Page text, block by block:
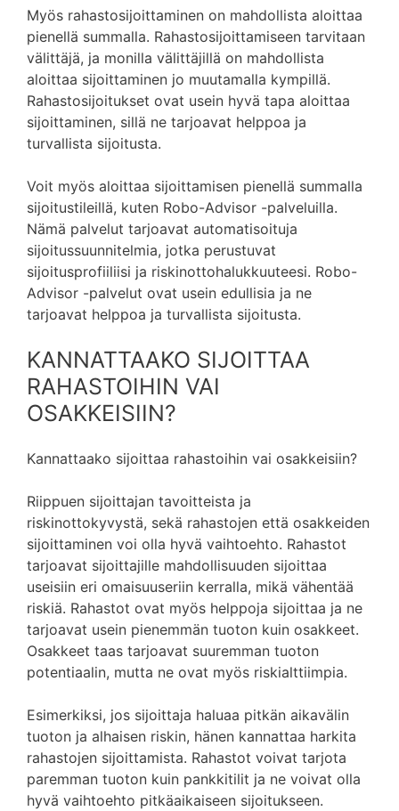
Myös rahastosijoittaminen on mahdollista aloittaa
pienellä summalla. Rahastosijoittamiseen tarvitaan
välittäjä, ja monilla välittäjillä on mahdollista
aloittaa sijoittaminen jo muutamalla kympillä.
Rahastosijoitukset ovat usein hyvä tapa aloittaa
sijoittaminen, sillä ne tarjoavat helppoa ja
turvallista sijoitusta.
Voit myös aloittaa sijoittamisen pienellä summalla
sijoitustileillä, kuten Robo-Advisor -palveluilla.
Nämä palvelut tarjoavat automatisoituja
sijoitussuunnitelmia, jotka perustuvat
sijoitusprofiiliisi ja riskinottohalukkuuteesi. Robo-
Advisor -palvelut ovat usein edullisia ja ne
tarjoavat helppoa ja turvallista sijoitusta.
KANNATTAAKO SIJOITTAA
RAHASTOIHIN VAI
OSAKKEISIIN?
Kannattaako sijoittaa rahastoihin vai osakkeisiin?
Riippuen sijoittajan tavoitteista ja
riskinottokyvystä, sekä rahastojen että osakkeiden
sijoittaminen voi olla hyvä vaihtoehto. Rahastot
tarjoavat sijoittajille mahdollisuuden sijoittaa
useisiin eri omaisuuseriin kerralla, mikä vähentää
riskiä. Rahastot ovat myös helppoja sijoittaa ja ne
tarjoavat usein pienemmän tuoton kuin osakkeet.
Osakkeet taas tarjoavat suuremman tuoton
potentiaalin, mutta ne ovat myös riskialttiimpia.
Esimerkiksi, jos sijoittaja haluaa pitkän aikavälin
tuoton ja alhaisen riskin, hänen kannattaa harkita
rahastojen sijoittamista. Rahastot voivat tarjota
paremman tuoton kuin pankkitilit ja ne voivat olla
hyvä vaihtoehto pitkäaikaiseen sijoitukseen.